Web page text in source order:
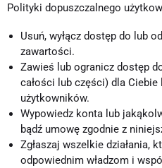
Polityki dopuszczalnego
Usuń, wyłącz dostęp do lub
zawartości.
Zawieś lub ogranicz dostęp
całości lub części) dla
użytkowników.
Wypowiedz konta lub
bądź umowę zgodnie z
Zgłaszaj wszelkie działania,
odpowiednim władzom i